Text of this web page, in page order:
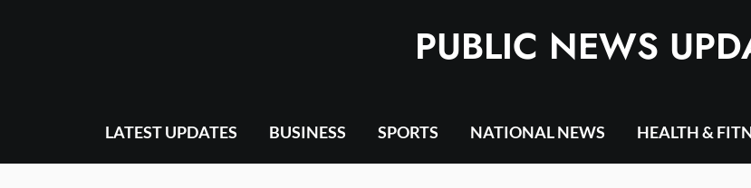
PUBLIC NEWS
LATEST UPDATES BUSINESS SPORTS NATIONAL NEWS HEALTH &